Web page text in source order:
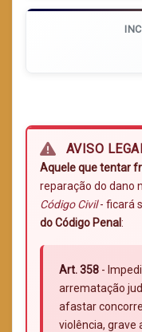
AVISO
Aquele que tentar
reparação do dano
Código Civil- ficará
do Código Penal:
Art. 358 -
arrematação
afastar
violência, grave